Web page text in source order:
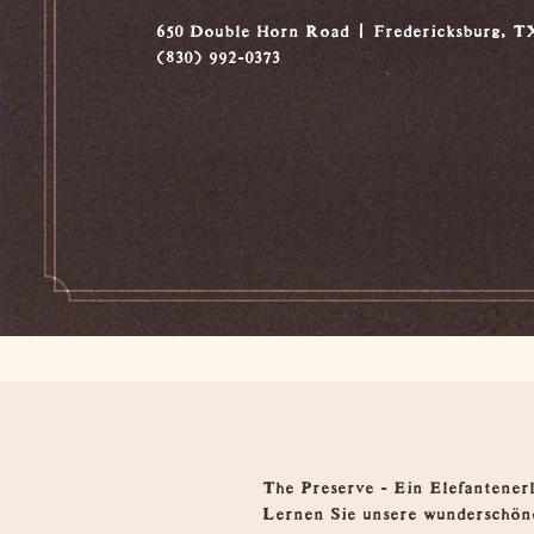
650 Double Horn Road
Fredericksburg,
(830) 992-0373
Übersicht
The Preserve - Ein
Lernen Sie unsere